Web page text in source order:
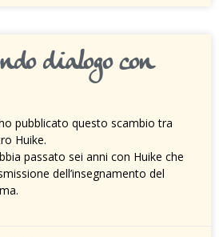
dialogo con
pubblicato questo scambio tra
Huike.
passato sei anni con Huike che
dell’insegnamento del